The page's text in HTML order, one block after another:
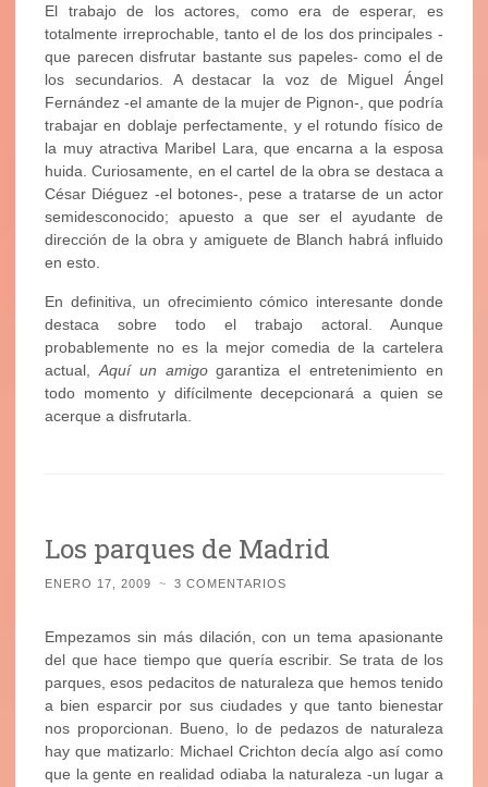
El trabajo de los actores, como era de esperar, es
totalmente irreprochable, tanto el de los dos principales -
que parecen disfrutar bastante sus papeles- como el de
los secundarios. A destacar la voz de Miguel Ángel
Fernández -el amante de la mujer de Pignon-, que podría
trabajar en doblaje perfectamente, y el rotundo físico de
la muy atractiva Maribel Lara, que encarna a la esposa
huida. Curiosamente, en el cartel de la obra se destaca a
César Diéguez -el botones-, pese a tratarse de un actor
semidesconocido; apuesto a que ser el ayudante de
dirección de la obra y amiguete de Blanch habrá influido
en esto.
En definitiva, un ofrecimiento cómico interesante donde
destaca sobre todo el trabajo actoral. Aunque
probablemente no es la mejor comedia de la cartelera
actual,Aquí un amigogarantiza el entretenimiento en
todo momento y difícilmente decepcionará a quien se
acerque a disfrutarla.
Los parques de Madrid
ENERO 17, 2009 ~ 3 COMENTARIOS
Empezamos sin más dilación, con un tema apasionante
del que hace tiempo que quería escribir. Se trata de los
parques, esos pedacitos de naturaleza que hemos tenido
a bien esparcir por sus ciudades y que tanto bienestar
nos proporcionan. Bueno, lo de pedazos de naturaleza
hay que matizarlo: Michael Crichton decía algo así como
que la gente en realidad odiaba la naturaleza -un lugar a